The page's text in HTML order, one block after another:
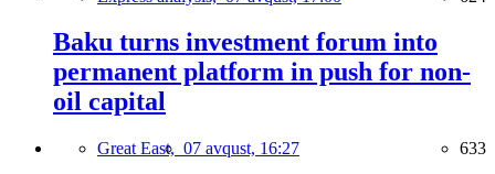
Baku turns investment forum into
permanent platform in push for non-
oil capital
Great East, 07 avqust, 16:27 633